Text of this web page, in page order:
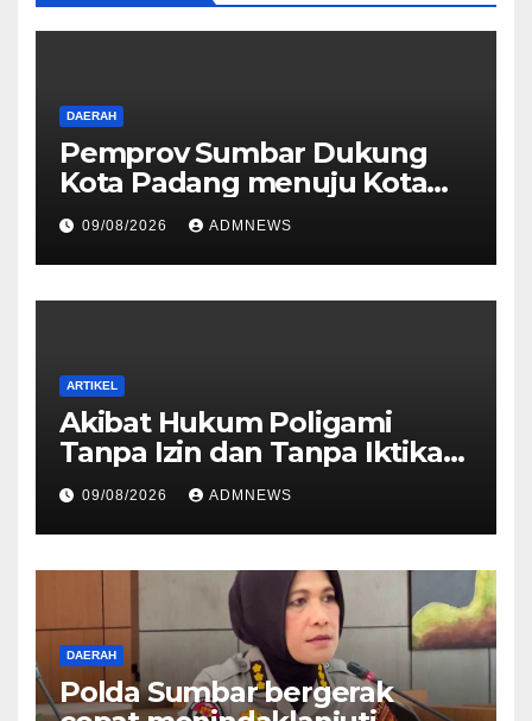
DAERAH
Pemprov Sumbar Dukung
Kota Padang menuju Kota
Gastronomi Internasional
09/08/2026 ADMNEWS
ARTIKEL
Akibat Hukum Poligami
Tanpa Izin dan Tanpa Iktikad
Baik
09/08/2026 ADMNEWS
DAERAH
Polda Sumbar bergerak